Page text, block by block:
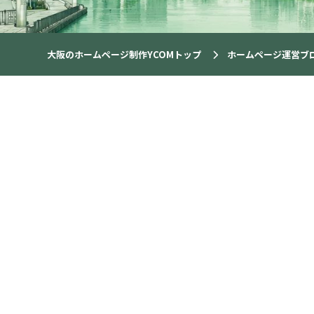
大阪のホームページ制作YCOMトップ ホームページ運営ブ